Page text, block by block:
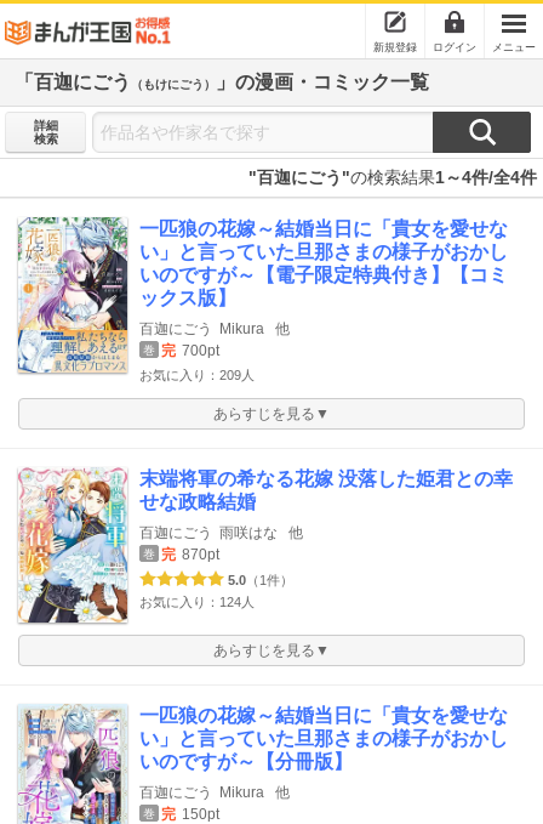
新規登録 ログイン メニュー
「百迦にごう （もけにごう） 」の漫画・コミック一覧
詳細
検索
"百迦にごう"の検索結果1～4件/全4件
一匹狼の花嫁～結婚当日に「貴女を愛せな
い」と言っていた旦那さまの様子がおかし
いのですが～【電子限定特典付き】【コミ
ックス版】
百迦にごう Mikura 他
巻 完 700pt
お気に入り：209人
あらすじを見る▼
末端将軍の希なる花嫁 没落した姫君との幸
せな政略結婚
百迦にごう 雨咲はな 他
巻 完 870pt
5.0 （1件）
お気に入り：124人
あらすじを見る▼
一匹狼の花嫁～結婚当日に「貴女を愛せな
い」と言っていた旦那さまの様子がおかし
いのですが～【分冊版】
百迦にごう Mikura 他
巻 完 150pt